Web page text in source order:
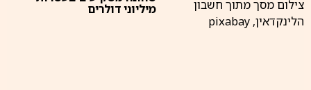
מיליוני דולרים